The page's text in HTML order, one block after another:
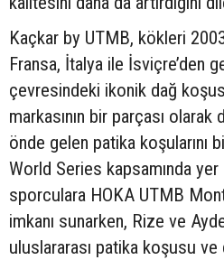
Kaçkar by UTMB, kökleri
Fransa, İtalya ile İsviçre’den
çevresindeki ikonik dağ
markasının bir parçası olarak
önde gelen patika koşularını
World Series kapsamında
sporculara HOKA UTMB
imkanı sunarken, Rize ve
uluslararası patika koşusu ve